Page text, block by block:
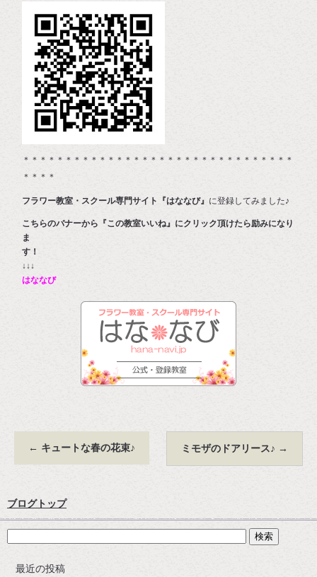
＊＊＊＊＊＊＊＊＊＊＊＊＊＊＊＊＊＊＊＊＊＊＊＊＊＊＊＊＊＊＊＊
＊＊＊＊
フラワー教室・スクール専門サイト『はななび』 に登録してみました♪
こちらのバナーから『この教室いいね』にクリック頂けたら励みになり
ま
す
↓↓↓
はななび
← キュートな春の花束♪ ミモザのドアリース♪ →
ブログトップ
最近の投稿